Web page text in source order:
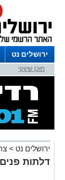
ירושלים נט
לפרסום ברדיו
תוכן שיווקי
ירושלים נט >
דלתות פנים